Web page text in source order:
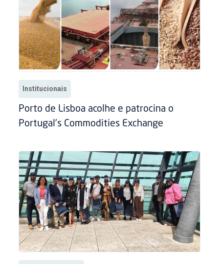
Institucionais
Porto de Lisboa acolhe e patrocina o
Portugal’s Commodities Exchange